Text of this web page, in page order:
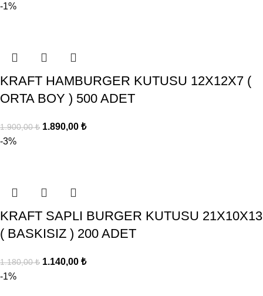
-1%
KRAFT HAMBURGER KUTUSU 12X12X7 (
ORTA BOY ) 500 ADET
1.900,00₺ 1.890,00 ₺
-3%
KRAFT SAPLI BURGER KUTUSU 21X10X13
( BASKISIZ ) 200 ADET
1.180,00₺ 1.140,00 ₺
-1%